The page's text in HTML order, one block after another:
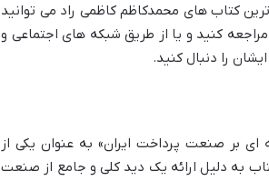
کتاب های محمدکاظم کاظمی راد می توانید
کنید و یا از طریق شبکه های اجتماعی و
را دنبال کنید.
ای بر صنعت پرداخت ایران» به عنوان یکی از
به دلیل ارائه یک دید کلی و جامع از صنعت